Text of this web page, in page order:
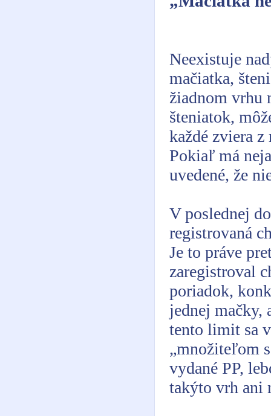
Neexistuje
mačiatka,
žiadnom vrhu
šteniatok,
každé zviera z
Pokiaľ má
uvedené, že
V poslednej
registrovaná
Je to práve
zaregistroval
poriadok,
jednej mačky,
tento limit sa
„množiteľom
vydané PP,
takýto vrh ani